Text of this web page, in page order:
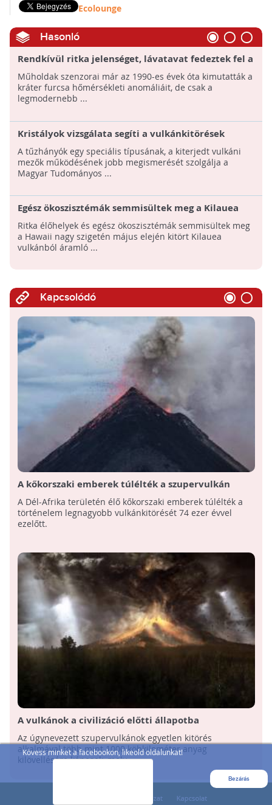
Kövess minket a facebookon, likeold oldalunkat!
Bezárás
Ecolounge
Hasonló
Rendkívül ritka jelenséget, lávatavat fedeztek fel a
Saunders-sziget havas vulkánján
Műholdak szenzorai már az 1990-es évek óta kimutatták a
kráter furcsa hőmérsékleti anomáliáit, de csak a
legmodernebb ...
Kristályok vizsgálata segíti a vulkánkitörések
előrejelzését
A tűzhányók egy speciális típusának, a kiterjedt vulkáni
mezők működésének jobb megismerését szolgálja a
Magyar Tudományos ...
Egész ökoszisztémák semmisültek meg a Kilauea
vulkán kitörése miatt Hawaii szigetén
Ritka élőhelyek és egész ökoszisztémák semmisültek meg
a Hawaii nagy szigetén május elején kitört Kilauea
vulkánból áramló ...
Kapcsolódó
A kőkorszaki emberek túlélték a szupervulkán
kitörését Dél-Afrikában
A Dél-Afrika területén élő kőkorszaki emberek túlélték a
történelem legnagyobb vulkánkitörését 74 ezer évvel
ezelőtt.
A vulkánok a civilizáció előtti állapotba
taszíthatják az emberiséget
Az úgynevezett szupervulkánok egyetlen kitörés
alkalmával több mint 1000 köbkilométer anyag
kilövellésére képesek, mely ...